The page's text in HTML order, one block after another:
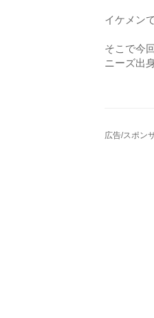
イケメン
そこで今
ニーズ出
広告/スポン